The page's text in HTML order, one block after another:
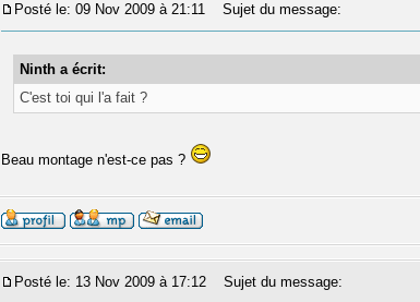
Posté le: 09 Nov 2009 à 21:11 Sujet du message:
Ninth a écrit:
C'est toi qui l'a fait ?
Beau montage n'est-ce pas ?
Posté le: 13 Nov 2009 à 17:12 Sujet du message: